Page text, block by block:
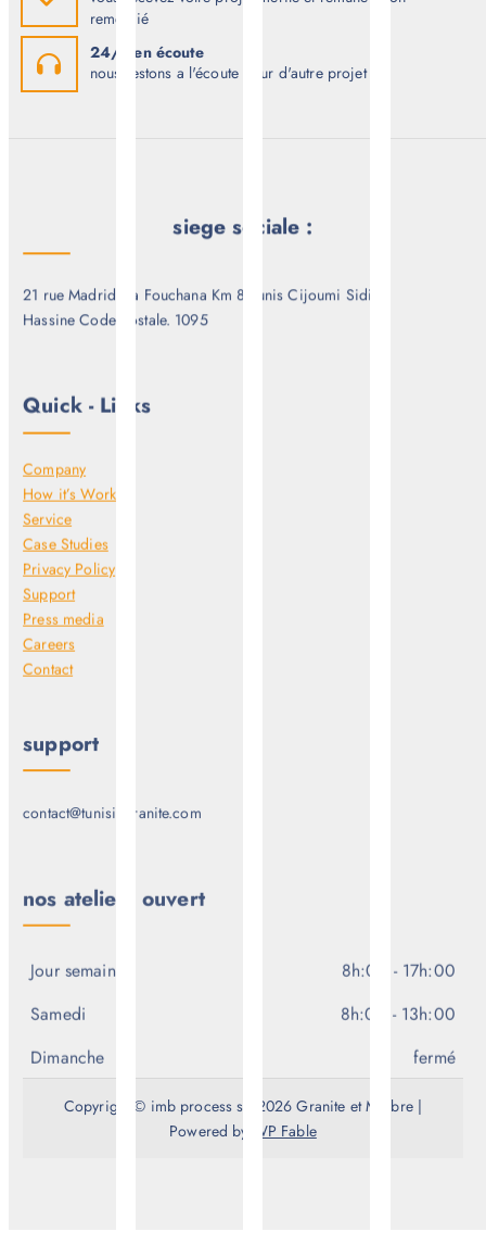
remercié
24/7 en écoute
nous restons a l'écoute pour d'autre projet
siege sociale :
21 rue Madrid via Fouchana Km 8 Tunis Cijoumi Sidi
Hassine Code postale. 1095
Quick - Links
Company
How it’s Work
Service
Case Studies
Privacy Policy
Support
Press media
Careers
Contact
support
contact@tunisiegranite.com
nos ateliers ouvert
Jour semaine
8h:00 - 17h:00
Samedi
8h:00 - 13h:00
Dimanche
fermé
Copyright © imb process srl 2026 Granite et Marbre |
Powered by
WP Fable